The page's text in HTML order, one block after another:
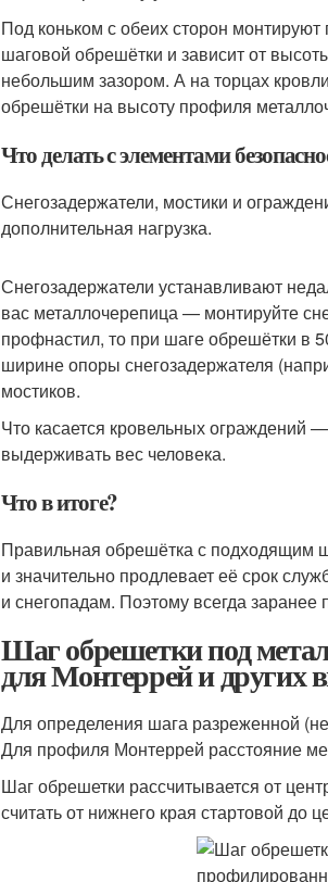
Под коньком с обеих сторон
шаговой обрешётки и зависит от
небольшим зазором. А на торцах
обрешётки на высоту профиля
Что делать с элементами
Снегозадержатели, мостики и
дополнительная нагрузка.
Снегозадержатели устанавливают
вас металлочерепица — монтируйте
профнастил, то при шаге обрешётки в
ширине опоры снегозадержателя
мостиков.
Что касается кровельных
выдерживать вес человека.
Что в итоге?
Правильная обрешётка с подходящим
и значительно продлевает её срок
и снегопадам. Поэтому всегда
Шаг обрешетки под
для Монтеррей и других
Для определения шага разреженной
Для профиля Монтеррей расстояние
Шаг обрешетки рассчитывается от
считать от нижнего края стартовой до